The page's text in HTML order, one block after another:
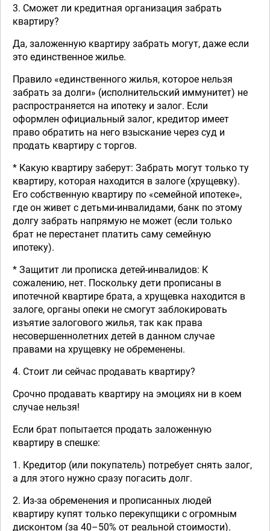
3. Сможет ли кредитная организация забрать
квартиру?
Да, заложенную квартиру забрать могут, даже если
это единственное жилье.
Правило «единственного жилья, которое нельзя
забрать за долги» (исполнительский иммунитет) не
распространяется на ипотеку и залог. Если
оформлен официальный залог, кредитор имеет
право обратить на него взыскание через суд и
продать квартиру с торгов.
* Какую квартиру заберут: Забрать могут только ту
квартиру, которая находится в залоге (хрущевку).
Его собственную квартиру по «семейной ипотеке»,
где он живет с детьми-инвалидами, банк по этому
долгу забрать напрямую не может (если только
брат не перестанет платить саму семейную
ипотеку).
* Защитит ли прописка детей-инвалидов: К
сожалению, нет. Поскольку дети прописаны в
ипотечной квартире брата, а хрущевка находится в
залоге, органы опеки не смогут заблокировать
изъятие залогового жилья, так как права
несовершеннолетних детей в данном случае
правами на хрущевку не обременены.
4. Стоит ли сейчас продавать квартиру?
Срочно продавать квартиру на эмоциях ни в коем
случае нельзя!
Если брат попытается продать заложенную
квартиру в спешке:
1. Кредитор (или покупатель) потребует снять залог,
а для этого нужно сразу погасить долг.
2. Из-за обременения и прописанных людей
квартиру купят только перекупщики с огромным
дисконтом (за 40–50% от реальной стоимости).